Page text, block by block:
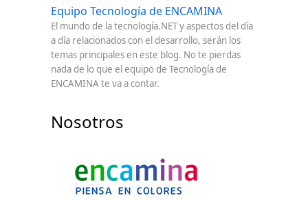
Equipo Tecnología de ENCAMINA
El mundo de la tecnología.NET y aspectos del día
a día relacionados con el desarrollo, serán los
temas principales en este blog. No te pierdas
nada de lo que el equipo de Tecnología de
ENCAMINA te va a contar.
Nosotros